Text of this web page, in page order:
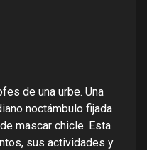
de una urbe. Una
noctámbulo fijada
mascar chicle. Esta
sus actividades y